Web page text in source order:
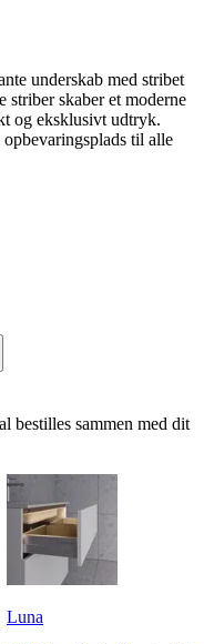
underskab med stribet
skaber et moderne
og eksklusivt udtryk.
til alle
bestilles sammen med dit
Luna